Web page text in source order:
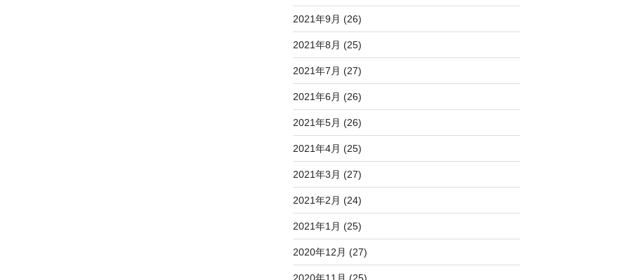
2021年9月 (26)
2021年8月 (25)
2021年7月 (27)
2021年6月 (26)
2021年5月 (26)
2021年4月 (25)
2021年3月 (27)
2021年2月 (24)
2021年1月 (25)
2020年12月 (27)
2020年11月 (25)